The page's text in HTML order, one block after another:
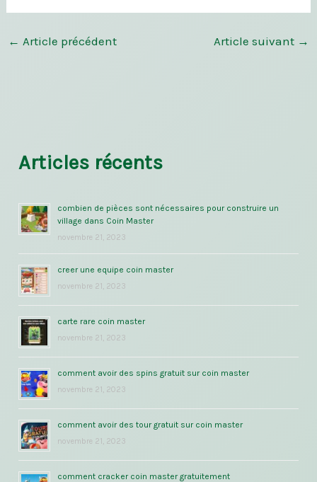
← Article précédent Article suivant →
Articles récents
combien de pièces sont nécessaires pour construire un
village dans Coin Master
novembre 21, 2023
creer une equipe coin master
novembre 21, 2023
carte rare coin master
novembre 21, 2023
comment avoir des spins gratuit sur coin master
novembre 21, 2023
comment avoir des tour gratuit sur coin master
novembre 21, 2023
comment cracker coin master gratuitement